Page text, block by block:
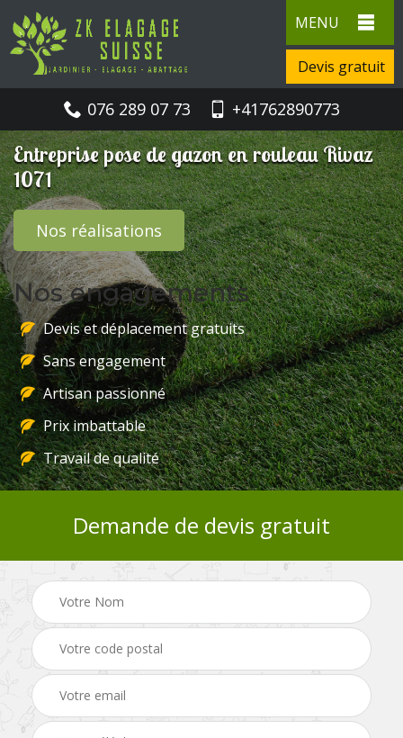
MENU
Devis gratuit
076 289 07 73 +41762890773
Entreprise pose de gazon en rouleau Rivaz
1071
Nos réalisations
Nos engagements
Devis et déplacement gratuits
Sans engagement
Artisan passionné
Prix imbattable
Travail de qualité
Demande de devis gratuit